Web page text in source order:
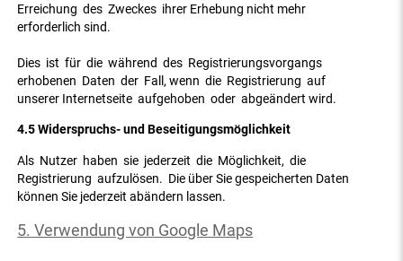
Erreichung des Zweckes ihrer Erhebung nicht mehr
erforderlich sind.
Dies ist für die während des Registrierungsvorgangs
erhobenen Daten der Fall, wenn die Registrierung auf
unserer Internetseite aufgehoben oder abgeändert wird.
4.5 Widerspruchs- und Beseitigungsmöglichkeit
Als Nutzer haben sie jederzeit die Möglichkeit, die
Registrierung aufzulösen. Die über Sie gespeicherten Daten
können Sie jederzeit abändern lassen.
5. Verwendung von Google Maps